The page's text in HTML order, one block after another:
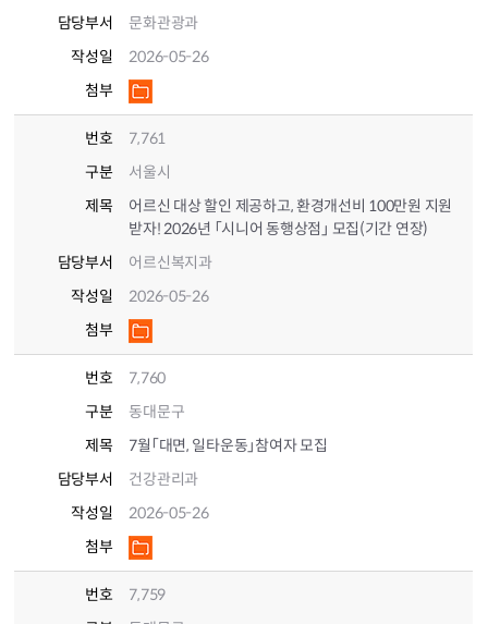
담당부서
문화관광과
작성일
2026-05-26
첨부
번호
7,761
구분
서울시
제목
어르신 대상 할인 제공하고, 환경개선비 100만원 지원
받자! 2026년 「시니어 동행상점」 모집(기간 연장)
담당부서
어르신복지과
작성일
2026-05-26
첨부
번호
7,760
구분
동대문구
제목
7월「대면, 일타운동」참여자 모집
담당부서
건강관리과
작성일
2026-05-26
첨부
번호
7,759